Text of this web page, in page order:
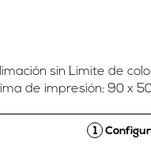
sin Limite de
de impresión: 90 x
1